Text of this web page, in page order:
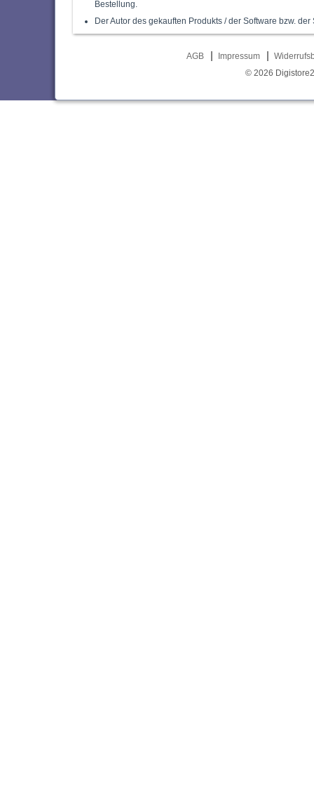
Bestellung.
Der Autor des gekauften Produkts / der Software bzw.
AGB Impressum
© 2026